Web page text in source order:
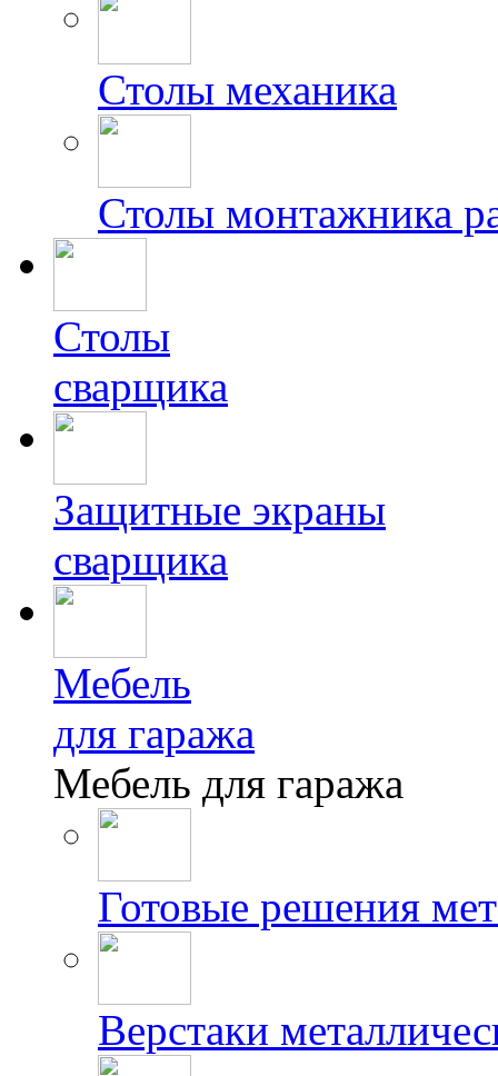
Столы механика
Столы монтажника
Столы
сварщика
Защитные экраны
сварщика
Мебель
для гаража
Мебель для гаража
Готовые решения
Верстаки